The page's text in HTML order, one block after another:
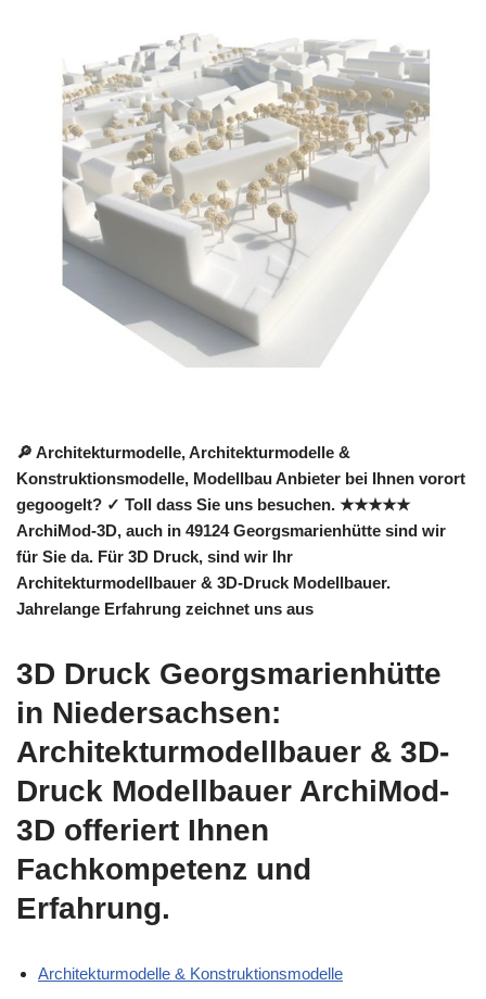
🔎 Architekturmodelle, Architekturmodelle &
Konstruktionsmodelle, Modellbau Anbieter bei Ihnen vorort
gegoogelt? ✓ Toll dass Sie uns besuchen. ★★★★★
ArchiMod-3D, auch in 49124 Georgsmarienhütte sind wir
für Sie da. Für 3D Druck, sind wir Ihr
Architekturmodellbauer & 3D-Druck Modellbauer.
Jahrelange Erfahrung zeichnet uns aus
3D Druck Georgsmarienhütte
in Niedersachsen:
Architekturmodellbauer & 3D-
Druck Modellbauer ArchiMod-
3D offeriert Ihnen
Fachkompetenz und
Erfahrung.
Architekturmodelle & Konstruktionsmodelle